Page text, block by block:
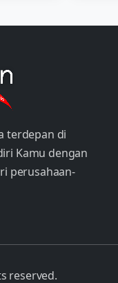
terdepan di
Kamu dengan
perusahaan-
reserved.